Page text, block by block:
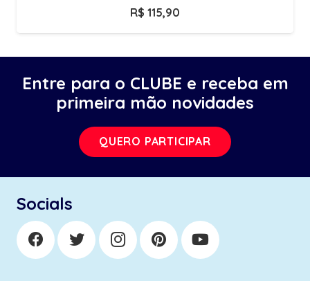
R$ 115,90
Entre para o CLUBE e receba em
primeira mão novidades
QUERO PARTICIPAR
Socials